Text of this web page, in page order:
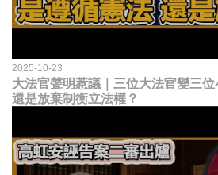
2025-10-23
大法官聲明惹議｜三位大法官變三位
還是放棄制衡立法權？